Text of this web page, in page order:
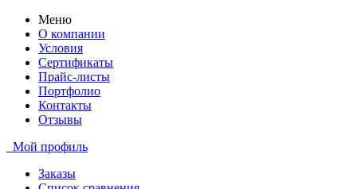
Меню
О компании
Условия
Сертификаты
Прайс-листы
Портфолио
Контакты
Отзывы
Мой профиль
Заказы